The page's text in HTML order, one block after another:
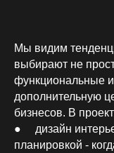
Мы видим
выбирают не
функциональные
дополнительную
бизнесов. В
● дизайн
планировкой -